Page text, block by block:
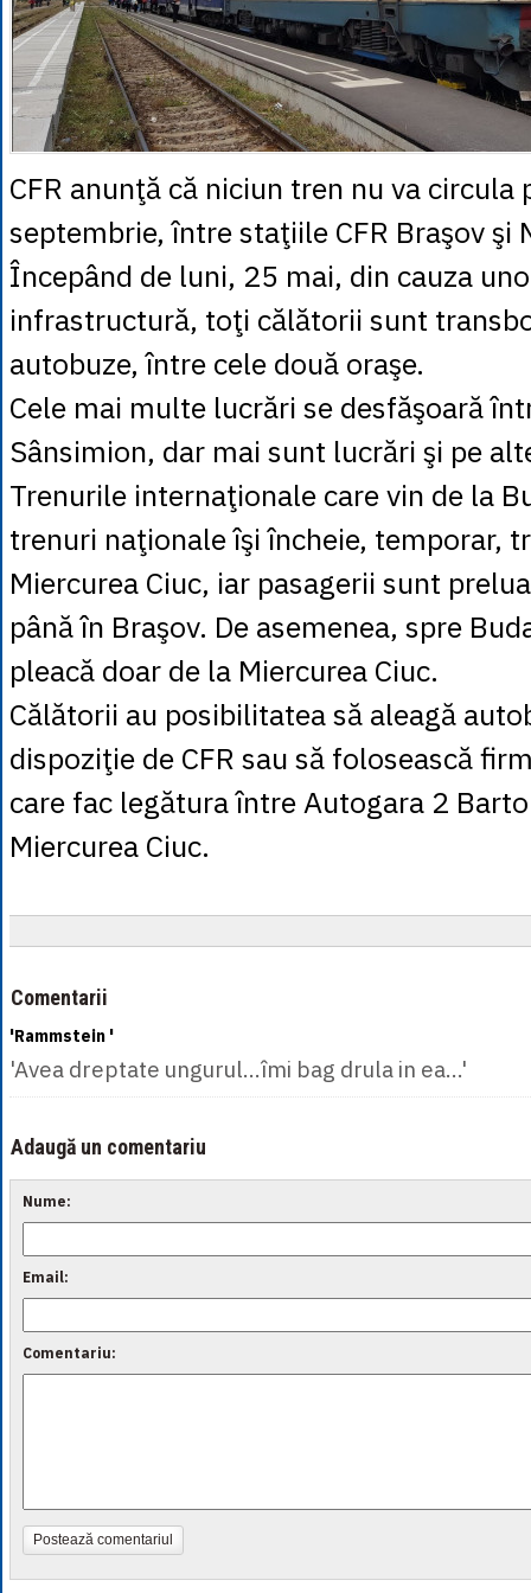
CFR anunţă că niciun tren nu va circula
septembrie, între staţiile CFR Braşov şi
Începând de luni, 25 mai, din cauza
infrastructură, toţi călătorii sunt
autobuze, între cele două oraşe.
Cele mai multe lucrări se desfăşoară
Sânsimion, dar mai sunt lucrări şi pe
Trenurile internaţionale care vin de la
trenuri naţionale îşi încheie, temporar,
Miercurea Ciuc, iar pasagerii sunt
până în Braşov. De asemenea, spre
pleacă doar de la Miercurea Ciuc.
Călătorii au posibilitatea să aleagă
dispoziţie de CFR sau să folosească
care fac legătura între Autogara 2
Miercurea Ciuc.
Comentarii
'Rammstein '
'Avea dreptate ungurul...îmi bag drula in ea...'
Adaugă un comentariu
Nume:
Email:
Comentariu:
Postează comentariul